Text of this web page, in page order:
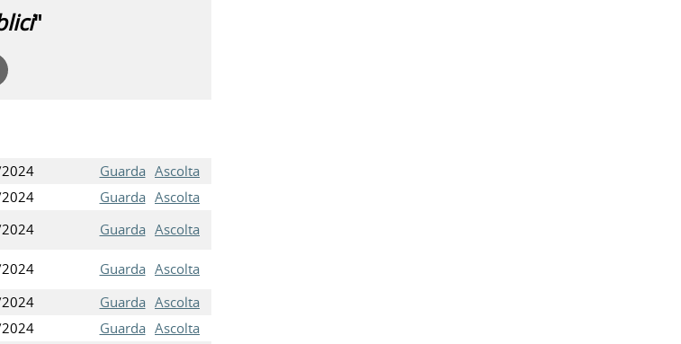
"
Guarda Ascolta
Guarda Ascolta
Guarda Ascolta
Guarda Ascolta
Guarda Ascolta
Guarda Ascolta